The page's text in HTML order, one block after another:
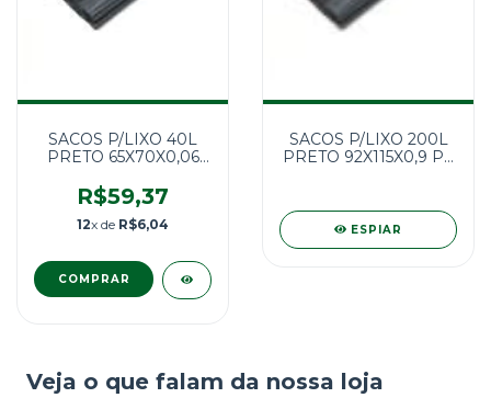
SACOS P/LIXO 40L
PRETO 65X70X0,06
R$59,37
12x de R$6,04
SACOS P/LIXO 200L
PRETO 92X115X0,9 P9
ESPIAR
Veja o que falam da nossa loja